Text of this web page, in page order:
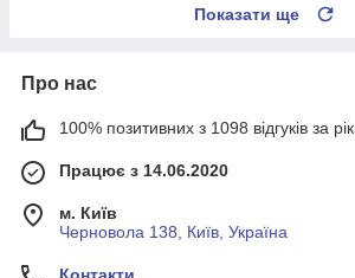
Показати ще
Про нас
100% позитивних з 1098 відгуків за рік
Працює з 14.06.2020
м. Київ
Черновола 138, Київ, Україна